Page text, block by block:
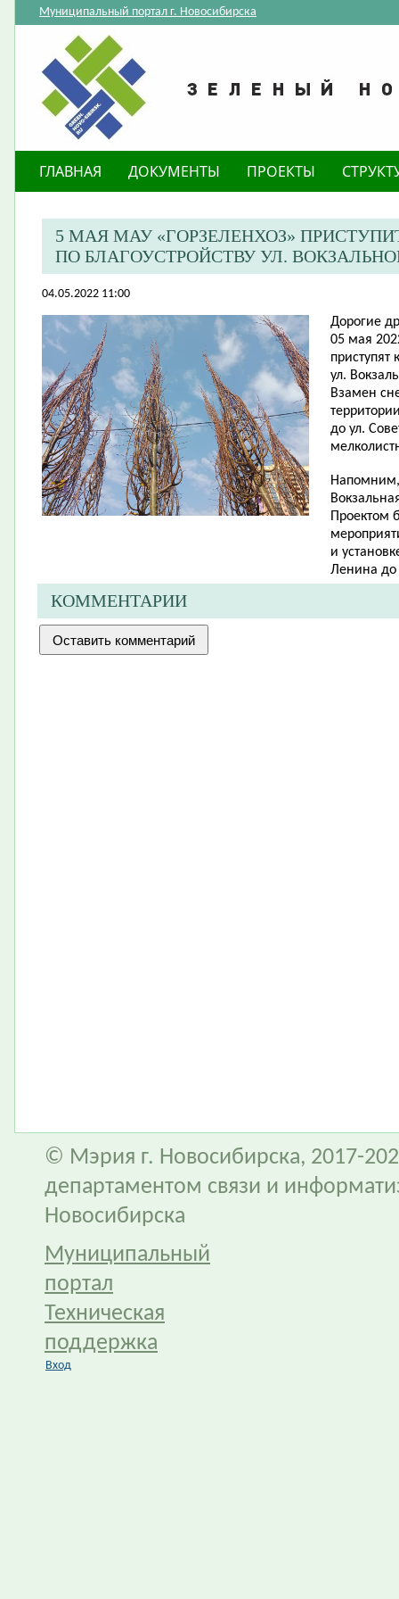
Муниципальный портал г. Новосибирска
ГЛАВНАЯ ДОКУМЕНТЫ ПРОЕКТЫ
5 МАЯ МАУ «ГОРЗЕЛЕНХОЗ»
ПО БЛАГОУСТРОЙСТВУ УЛ.
04.05.2022 11:00
Дорогие
05 мая
приступят
ул.
Взамен
до ул.
Напомним,
Проектом
и
Ленина до
КОММЕНТАРИИ
© Мэрия г. Новосибирска, 2017-
департаментом связи и
Новосибирска
Муниципальный
портал
Техническая
поддержка
Вход